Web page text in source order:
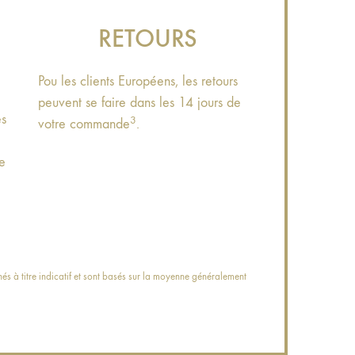
RETOURS
Pou les clients Européens, les retours
peuvent se faire dans les 14 jours de
votre commande3.
à titre indicatif et sont basés sur la moyenne généralement